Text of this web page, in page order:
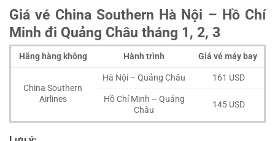
Giá vé China Southern Hà Nội – Hồ Chí
Minh đi Quảng Châu tháng 1, 2, 3
Hãng hàng không Hành trình Giá vé máy bay
China Southern
Airlines
Hà Nội – Quảng Châu 161 USD
Hồ Chí Minh – Quảng
Châu
145 USD